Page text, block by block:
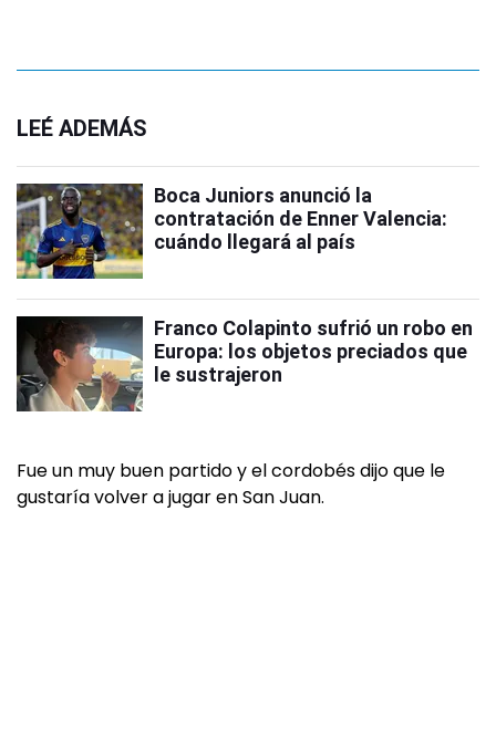
LEÉ ADEMÁS
Boca Juniors anunció la
contratación de Enner Valencia:
cuándo llegará al país
Franco Colapinto sufrió un robo en
Europa: los objetos preciados que
le sustrajeron
Fue un muy buen partido y el cordobés dijo que le
gustaría volver a jugar en San Juan.